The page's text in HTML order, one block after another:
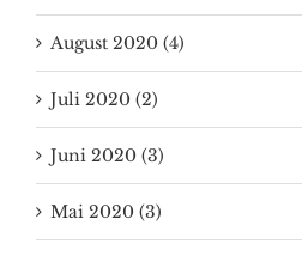
August 2020 (4)
Juli 2020 (2)
Juni 2020 (3)
Mai 2020 (3)